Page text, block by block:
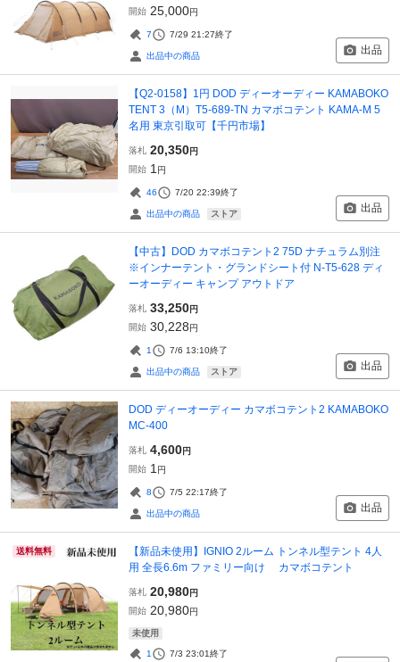
開始 25,000円
7 7/29 21:27終了
出品中の商品 出品
【Q2-0158】1円 DOD ディーオーディー KAMABOKO
TENT 3（M）T5-689-TN カマボコテント KAMA-M 5
名用 東京引取可【千円市場】
落札 20,350円
開始 1 円
46 7/20 22:39終了
出品中の商品 ストア 出品
【中古】DOD カマボコテント2 75D ナチュラム別注
※インナーテント・グランドシート付 N-T5-628 ディ
ーオーディー キャンプ アウトドア
落札 33,250円
開始 30,228円
1 7/6 13:10終了
出品中の商品 ストア 出品
DOD ディーオーディー カマボコテント2 KAMABOKO
MC-400
落札 4,600円
開始 1 円
8 7/5 22:17終了
出品中の商品 出品
送料無料
【新品未使用】IGNIO 2ルーム トンネル型テント 4人
用 全長6.6m ファミリー向け カマボコテント
落札 20,980円
開始 20,980円
未使用
1 7/3 23:01終了